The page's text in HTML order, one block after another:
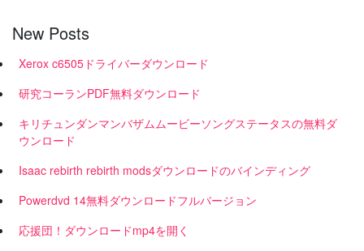
New Posts
Xerox c6505ドライバーダウンロード
研究コーランPDF無料ダウンロード
キリチュンダンマンバザムムービーソングステータスの無料ダ
ウンロード
Isaac rebirth rebirth modsダウンロードのバインディング
Powerdvd 14無料ダウンロードフルバージョン
応援団！ダウンロードmp4を開く